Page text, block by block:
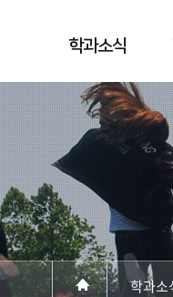
학과소식
학과소